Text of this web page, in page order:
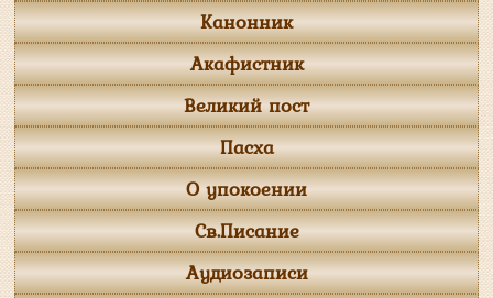
Канонник
Акафистник
Великий пост
Пасха
О упокоении
Св.Писание
Аудиозаписи